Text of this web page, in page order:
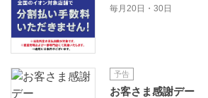
毎月20日・30日
予告
お客さま感謝デー